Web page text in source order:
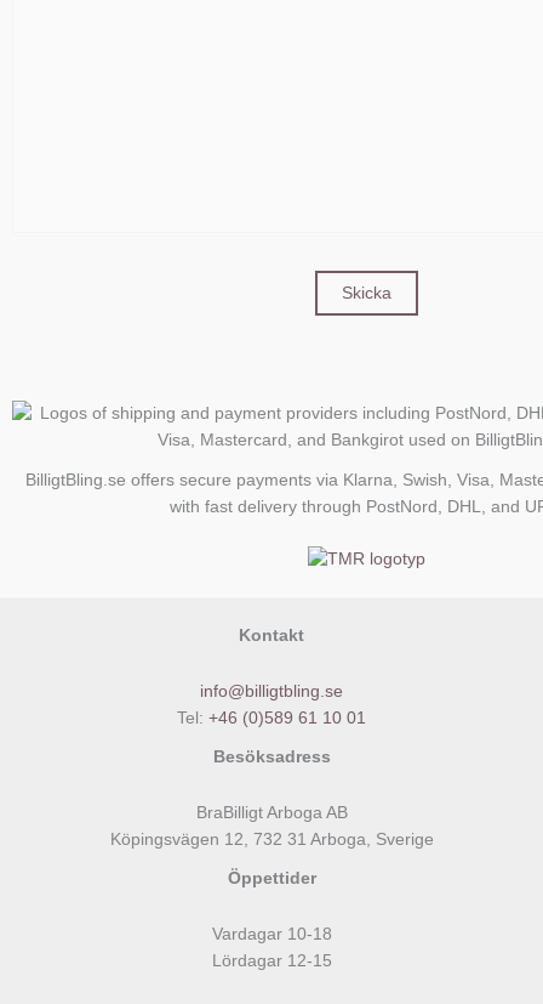
BilligtBling.se offers secure payments via Klarna, Swish, Visa,
with fast delivery through PostNord, DHL, and
Kontakt
info@billigtbling.se
Tel: +46 (0)589 61 10 01
Besöksadress
BraBilligt Arboga AB
Köpingsvägen 12, 732 31 Arboga, Sverige
Öppettider
Vardagar 10-18
Lördagar 12-15